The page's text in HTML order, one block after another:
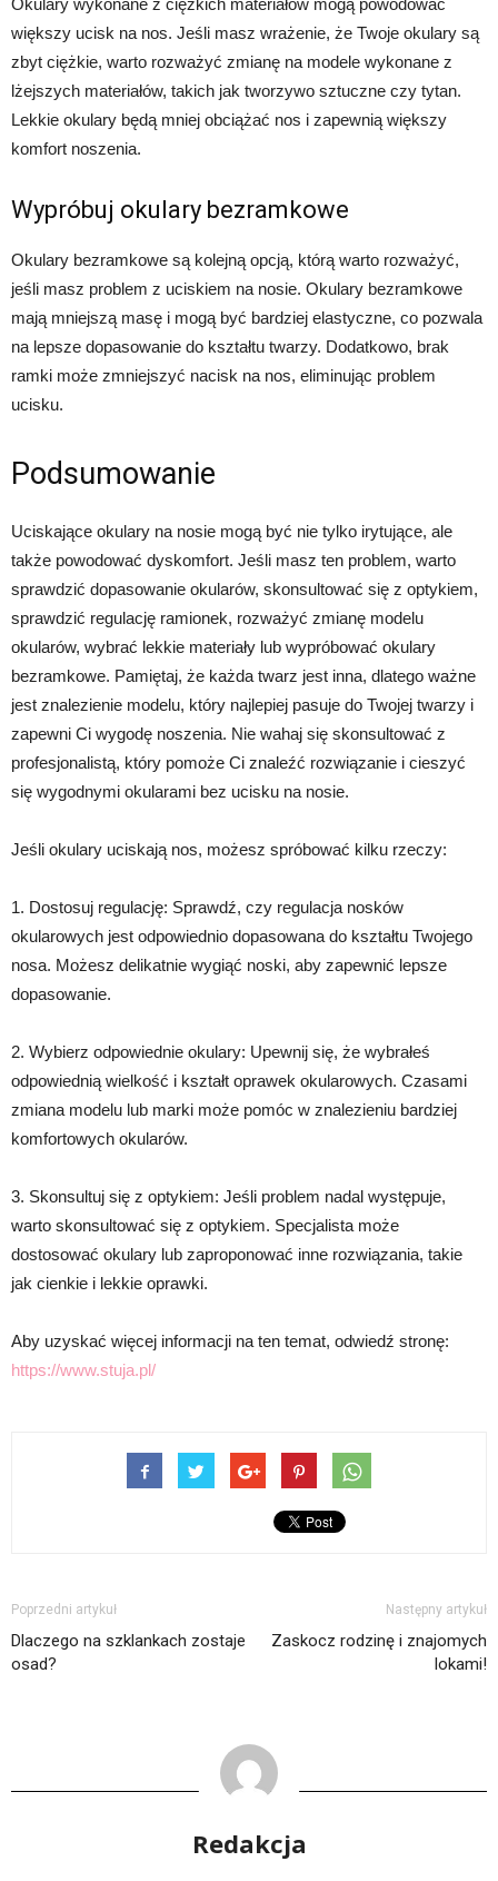
Okulary wykonane z ciężkich materiałów mogą powodować
większy ucisk na nos. Jeśli masz wrażenie, że Twoje okulary są
zbyt ciężkie, warto rozważyć zmianę na modele wykonane z
lżejszych materiałów, takich jak tworzywo sztuczne czy tytan.
Lekkie okulary będą mniej obciążać nos i zapewnią większy
komfort noszenia.
Wypróbuj okulary bezramkowe
Okulary bezramkowe są kolejną opcją, którą warto rozważyć,
jeśli masz problem z uciskiem na nosie. Okulary bezramkowe
mają mniejszą masę i mogą być bardziej elastyczne, co pozwala
na lepsze dopasowanie do kształtu twarzy. Dodatkowo, brak
ramki może zmniejszyć nacisk na nos, eliminując problem
ucisku.
Podsumowanie
Uciskające okulary na nosie mogą być nie tylko irytujące, ale
także powodować dyskomfort. Jeśli masz ten problem, warto
sprawdzić dopasowanie okularów, skonsultować się z optykiem,
sprawdzić regulację ramionek, rozważyć zmianę modelu
okularów, wybrać lekkie materiały lub wypróbować okulary
bezramkowe. Pamiętaj, że każda twarz jest inna, dlatego ważne
jest znalezienie modelu, który najlepiej pasuje do Twojej twarzy i
zapewni Ci wygodę noszenia. Nie wahaj się skonsultować z
profesjonalistą, który pomoże Ci znaleźć rozwiązanie i cieszyć
się wygodnymi okularami bez ucisku na nosie.
Jeśli okulary uciskają nos, możesz spróbować kilku rzeczy:
1. Dostosuj regulację: Sprawdź, czy regulacja nosków
okularowych jest odpowiednio dopasowana do kształtu Twojego
nosa. Możesz delikatnie wygiąć noski, aby zapewnić lepsze
dopasowanie.
2. Wybierz odpowiednie okulary: Upewnij się, że wybrałeś
odpowiednią wielkość i kształt oprawek okularowych. Czasami
zmiana modelu lub marki może pomóc w znalezieniu bardziej
komfortowych okularów.
3. Skonsultuj się z optykiem: Jeśli problem nadal występuje,
warto skonsultować się z optykiem. Specjalista może
dostosować okulary lub zaproponować inne rozwiązania, takie
jak cienkie i lekkie oprawki.
Aby uzyskać więcej informacji na ten temat, odwiedź stronę:
https://www.stuja.pl/
Poprzedni artykuł
Dlaczego na szklankach zostaje
osad?
Następny artykuł
Zaskocz rodzinę i znajomych
lokami!
Redakcja